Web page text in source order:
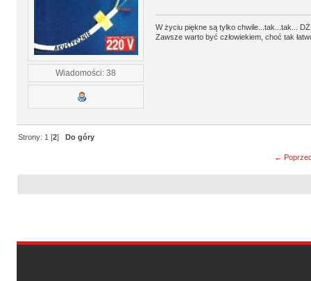
Wiadomości: 38
W życiu piękne są tylko chwile...tak...tak...
Zawsze warto być człowiekiem, choć tak
Strony: 1 [2]Do góry
←